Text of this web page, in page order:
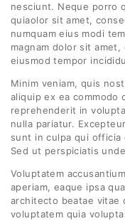
nesciunt. Neque porro
quiaolor sit amet,
numquam eius modi
magnam dolor sit
eiusmod tempor
Minim veniam, quis
aliquip ex ea commodo
reprehenderit in
nulla pariatur.
sunt in culpa qui officia
Sed ut perspiciatis
Voluptatem
aperiam, eaque ipsa
architecto beatae vitae
voluptatem quia